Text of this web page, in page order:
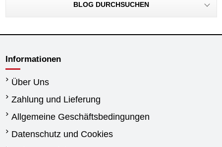
BLOG DURCHSUCHEN
Informationen
Über Uns
Zahlung und Lieferung
Allgemeine Geschäftsbedingungen
Datenschutz und Cookies